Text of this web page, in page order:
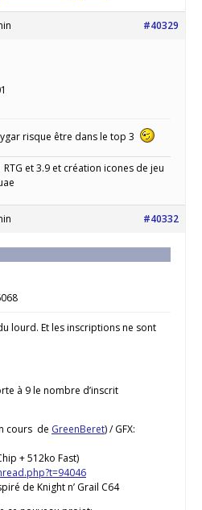
#40329
risque être dans le top 3
et 3.9 et création icones de jeu
#40332
lourd. Et les inscriptions ne sont
à 9 le nombre d’inscrit
cours de GreenBeret) / GFX:
+ 512ko Fast)
de Knight n’ Grail C64